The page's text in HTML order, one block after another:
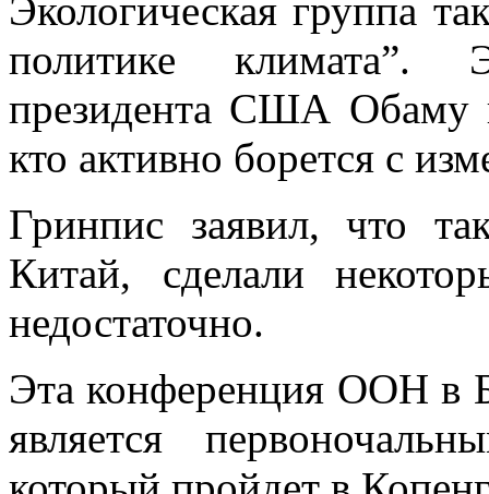
Экологическая группа
политике климата”.
президента США Обаму
кто активно борется с
Гринпис заявил, что
Китай, сделали
недостаточно.
Эта конференция ООН в
является